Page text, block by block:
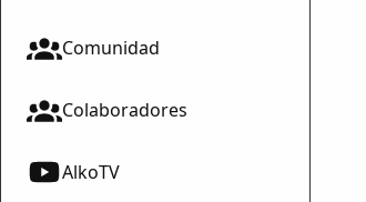
Comunidad
Colaboradores
AlkoTV